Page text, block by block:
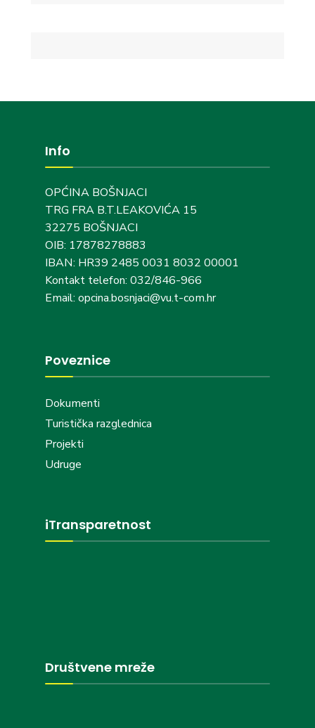
Info
OPĆINA BOŠNJACI
TRG FRA B.T.LEAKOVIĆA 15
32275 BOŠNJACI
OIB: 17878278883
IBAN: HR39 2485 0031 8032 00001
Kontakt telefon: 032/846-966
Email: opcina.bosnjaci@vu.t-com.hr
Poveznice
Dokumenti
Turistička razglednica
Projekti
Udruge
iTransparetnost
Društvene mreže